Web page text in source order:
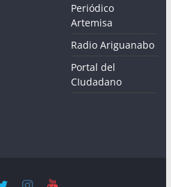
Periódico
Artemisa
Radio Ariguanabo
Portal del
CIudadano